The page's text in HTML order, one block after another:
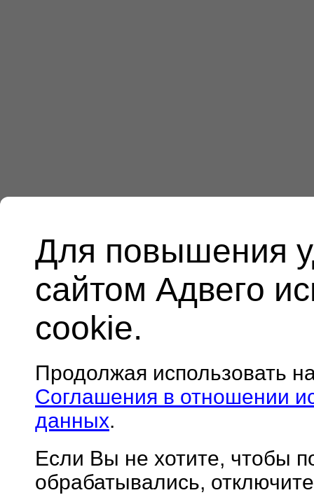
Для повышения
сайтом Адвего
cookie.
Продолжая использовать
Соглашения в отношении
данных.
Если Вы не хотите, чтобы
обрабатывались,